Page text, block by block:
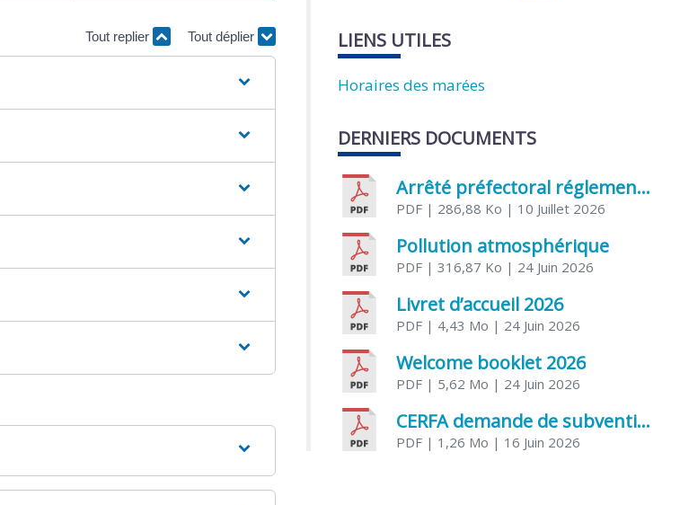
Tout replier Tout déplier LIENS UTILES
Horaires des marées
DERNIERS DOCUMENTS
Arrêté préfectoral réglementant l’usage de l’eau
PDF | 286,88 Ko | 10 Juillet 2026
Pollution atmosphérique
PDF | 316,87 Ko | 24 Juin 2026
Livret d’accueil 2026
PDF | 4,43 Mo | 24 Juin 2026
Welcome booklet 2026
PDF | 5,62 Mo | 24 Juin 2026
CERFA demande de subvention association
PDF | 1,26 Mo | 16 Juin 2026